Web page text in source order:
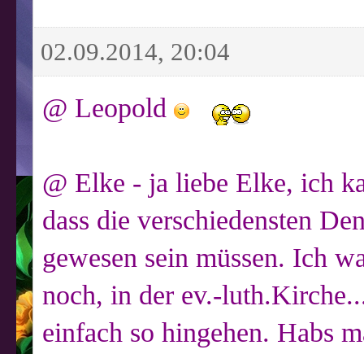
02.09.2014, 20:04
@ Leopold
@ Elke - ja liebe Elke, ich
dass die verschiedensten
gewesen sein müssen. Ich
noch, in der ev.-
einfach so hingehen. Habs